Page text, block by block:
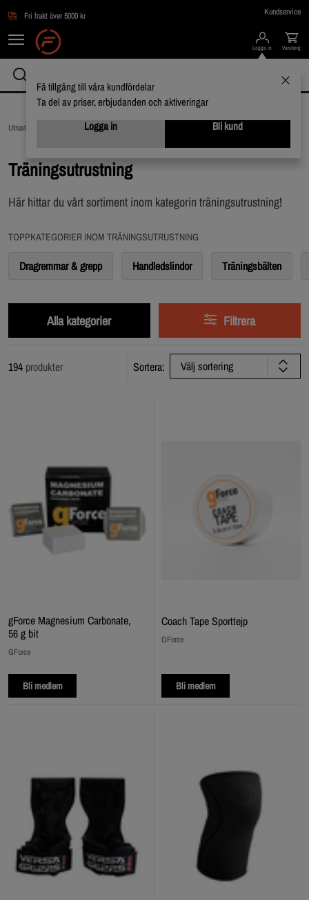
Fri frakt över 5000 kr Kundservice
Logga in
Få tillgång till våra kundfördelar
Ta del av priser, erbjudanden och aktiveringar
Logga in
Bli kund
Varukorg
Utrustning & Tillbehör / Träningsutrustning
Träningsutrustning
Här hittar du vårt sortiment inom kategorin träningsutrustning!
TOPPKATEGORIER INOM TRÄNINGSUTRUSTNING
Dragremmar & grepp Handledslindor Träningsbälten
Alla kategorier Filtrera
194 produkter Sortera: Välj sortering
gForce Magnesium Carbonate,
56 g bit
GForce
Bli medlem
Coach Tape Sporttejp
GForce
Bli medlem